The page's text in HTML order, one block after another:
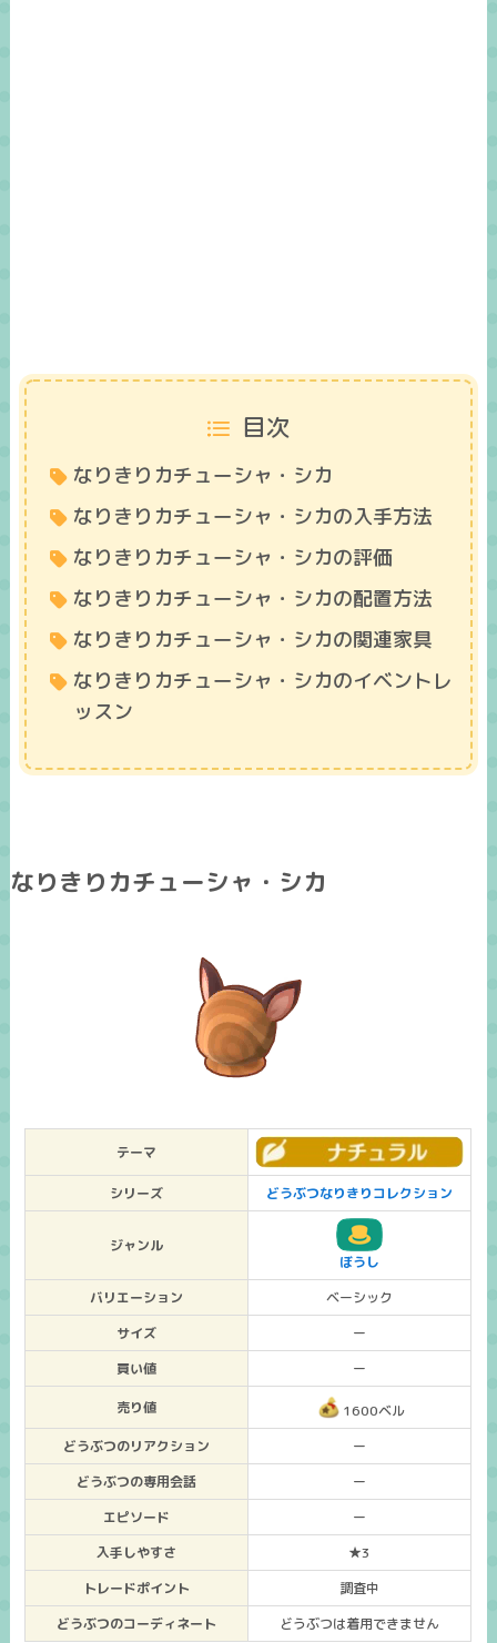
目次
なりきりカチューシャ・シカ
なりきりカチューシャ・シカの入手方法
なりきりカチューシャ・シカの評価
なりきりカチューシャ・シカの配置方法
なりきりカチューシャ・シカの関連家具
なりきりカチューシャ・シカのイベントレ
ッスン
なりきりカチューシャ・シカ
テーマ
シリーズ どうぶつなりきりコレクション
ジャンル
ぼうし
バリエーション
ベーシック
サイズ
ー
買い値
ー
売り値
1600ベル
どうぶつのリアクション
ー
どうぶつの専用会話
ー
エピソード
ー
入手しやすさ
★3
トレードポイント
調査中
どうぶつのコーディネート
どうぶつは着用できません